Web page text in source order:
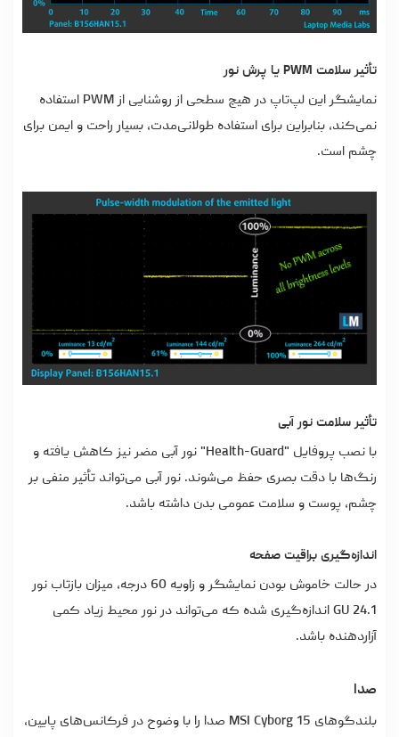
تأثیر سلامت PWM یا پرش نور
نمایشگر این لپ‌تاپ در هیچ سطحی از روشنایی از PWM استفاده
نمی‌کند، بنابراین برای استفاده طولانی‌مدت، بسیار راحت و ایمن برای
چشم است.
تأثیر سلامت نور آبی
با نصب پروفایل "Health-Guard" نور آبی مضر نیز کاهش یافته و
رنگ‌ها با دقت بصری حفظ می‌شوند. نور آبی می‌تواند تأثیر منفی بر
چشم، پوست و سلامت عمومی بدن داشته باشد.
اندازه‌گیری براقیت صفحه
در حالت خاموش بودن نمایشگر و زاویه 60 درجه، میزان بازتاب نور
24.1 GU اندازه‌گیری شده که می‌تواند در نور محیط زیاد کمی
آزاردهنده باشد.
صدا
بلندگوهای MSI Cyborg 15 صدا را با وضوح در فرکانس‌های پایین،